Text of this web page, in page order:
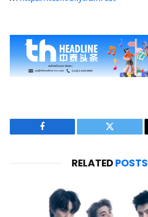
Facebook Twitter
RELATEDPOSTS